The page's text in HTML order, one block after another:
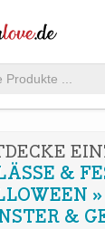
&
»
&